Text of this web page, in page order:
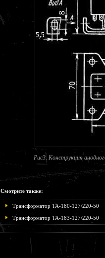
Рис3. Конструкция
Смотрите также:
Трансформатор ТА-180-127/220-50
Трансформатор ТА-183-127/220-50